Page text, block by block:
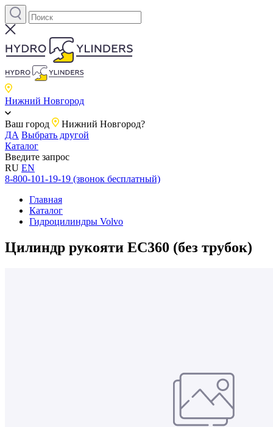
Нижний Новгород
Ваш город
Нижний Новгород?
ДА Выбрать другой
Каталог
Введите запрос
RU EN
8-800-101-19-19 (звонок бесплатный)
Главная
Каталог
Гидроцилиндры Volvo
Цилиндр рукояти EC360 (без трубок)